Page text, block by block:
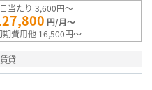
当たり 3,600円～
円/月～
期費用他 16,500円～
貸